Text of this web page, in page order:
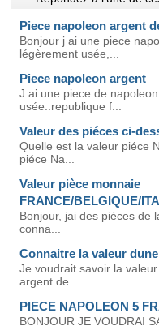
Piece napoleon argent
Bonjour j ai une piece
légèrement usée,...
Piece napoleon argent
J ai une piece de
usée..republique f...
Valeur des piéces ci-
Quelle est la valeur piéce
piéce Na...
Valeur pièce monnaie
FRANCE/BELGIQUE/
Bonjour, jai des pièces de
conna...
Connaitre la valeur
Je voudrait savoir la
argent de...
PIECE NAPOLEON 5
BONJOUR JE VOUDRAI